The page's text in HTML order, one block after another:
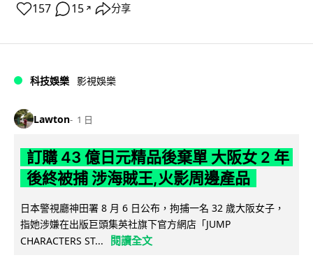
157 15 ↗ 分享
科技娛樂 影視娛樂
Lawton 1 日
訂購 43 億日元精品後棄單 大阪女 2 年
後終被捕 涉海賊王,火影周邊產品
日本警視廳神田署 8 月 6 日公布，拘捕一名 32 歲大阪女子，
指她涉嫌在出版巨頭集英社旗下官方網店「JUMP
CHARACTERS ST...
閱讀全文